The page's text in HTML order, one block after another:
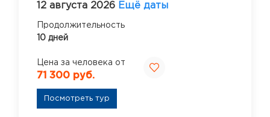
12 августа 2026 Ещё даты
Продолжительность
10 дней
Цена за человека от
71 300 руб.
Посмотреть тур